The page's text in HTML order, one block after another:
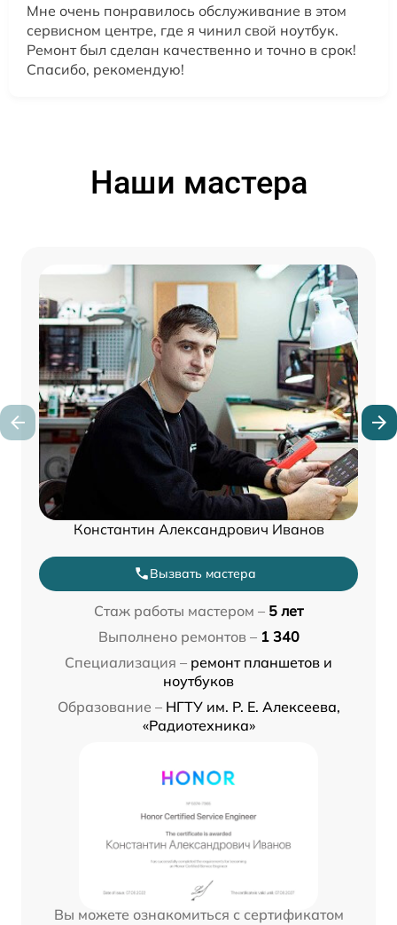
Мне очень понравилось обслуживание в этом
сервисном центре, где я чинил свой ноутбук.
Ремонт был сделан качественно и точно в срок!
Спасибо, рекомендую!
Наши мастера
Константин Александрович Иванов
Вызвать мастера
Стаж работы мастером – 5 лет
Выполнено ремонтов – 1 340
Специализация – ремонт планшетов и
ноутбуков
Образование – НГТУ им. Р. Е. Алексеева,
«Радиотехника»
Вы можете ознакомиться с сертификатом